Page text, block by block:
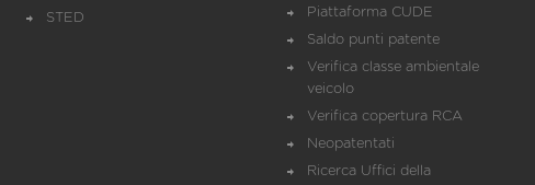
STED
Piattaforma CUDE
Saldo punti patente
Verifica classe ambientale
veicolo
Verifica copertura RCA
Neopatentati
Ricerca Uffici della